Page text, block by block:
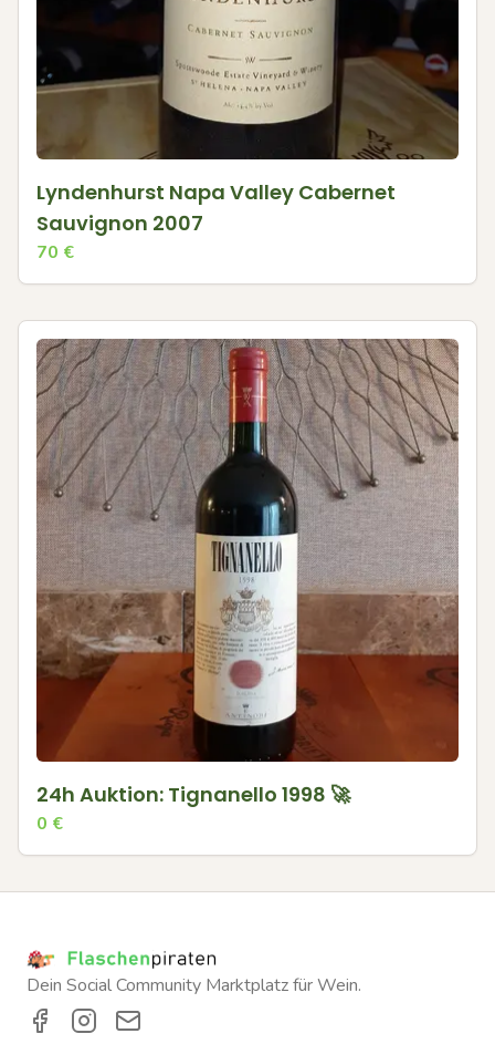
Lyndenhurst Napa Valley Cabernet
Sauvignon 2007
70 €
24h Auktion: Tignanello 1998 🚀
0 €
Dein Social Community Marktplatz für Wein.